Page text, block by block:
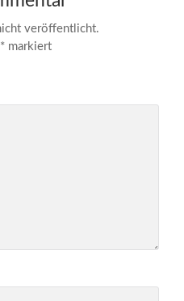
veröffentlicht.
* markiert